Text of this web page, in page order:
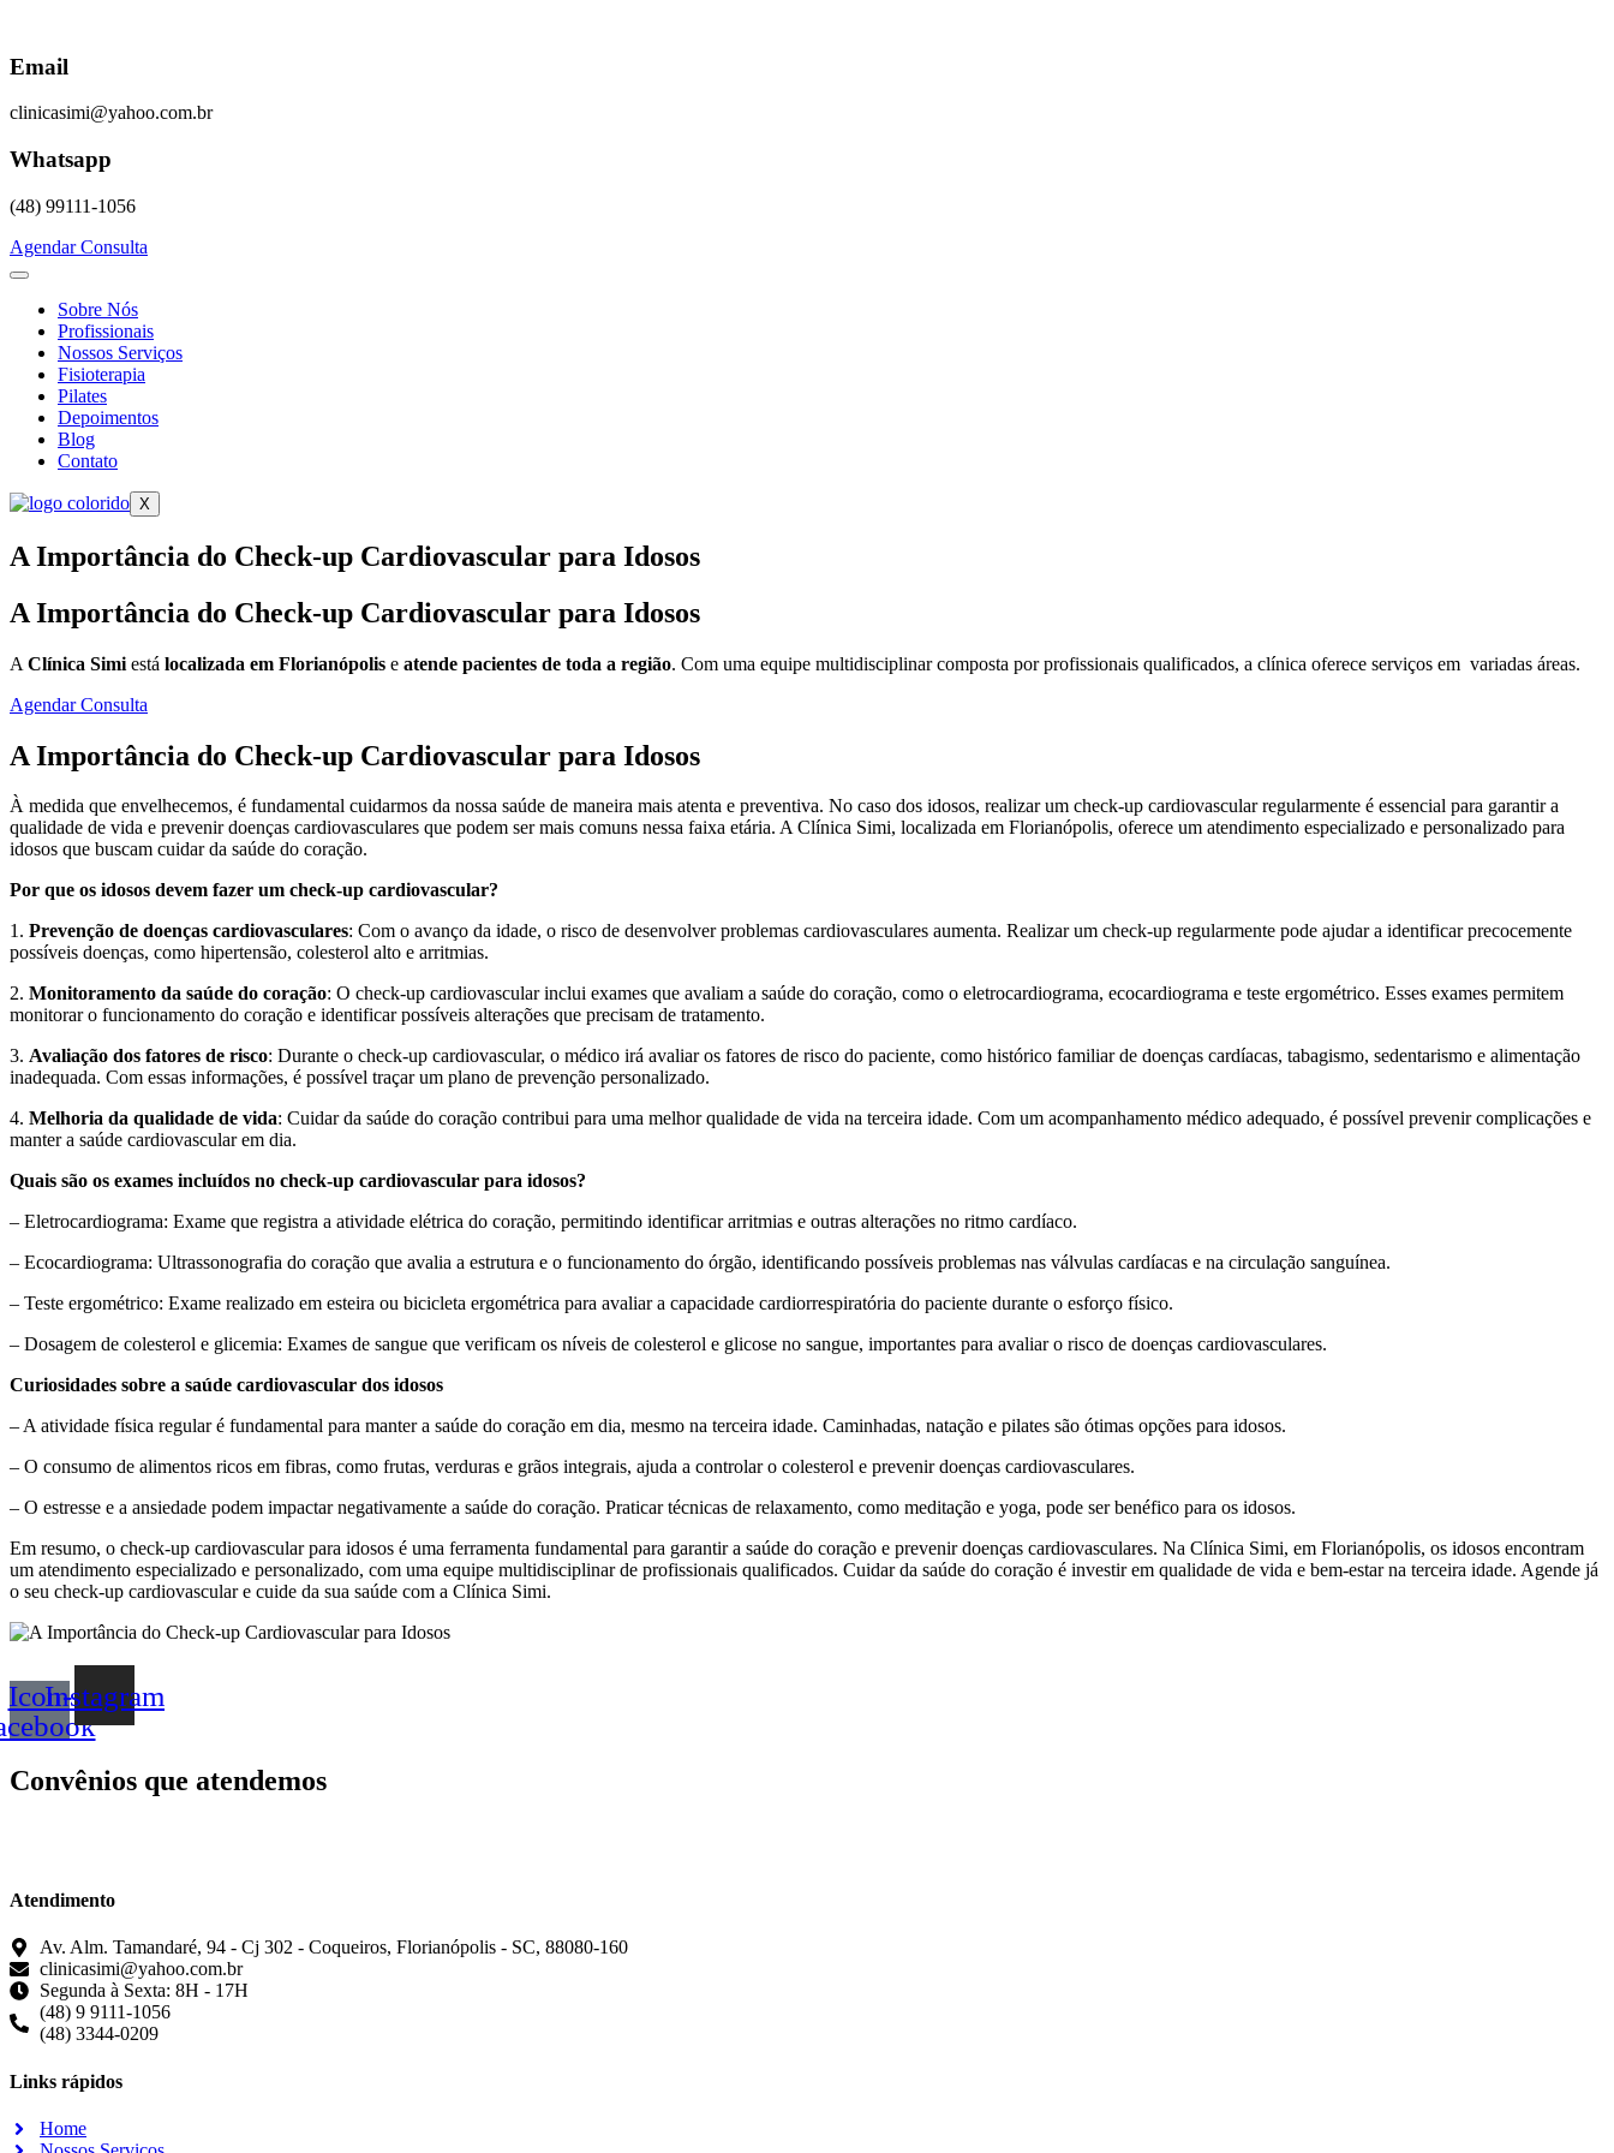
content
Email
clinicasimi@yahoo.com.br
Whatsapp
(48) 99111-1056
Agendar Consulta
Sobre Nós
Profissionais
Nossos Serviços
Fisioterapia
Pilates
Depoimentos
Blog
Contato
X
A Importância do Check-up Cardiovascular para Idosos
A Importância do Check-up Cardiovascular para Idosos
A Clínica Simi está localizada em Florianópolis e atende pacientes de toda a região. Com uma equipe multidisciplinar composta por profissionais qualificados, a clínica oferece serviços em variadas áreas.
Agendar Consulta
A Importância do Check-up Cardiovascular para Idosos
À medida que envelhecemos, é fundamental cuidarmos da nossa saúde de maneira mais atenta e preventiva. No caso dos idosos, realizar um check-up cardiovascular regularmente é essencial para garantir a
qualidade de vida e prevenir doenças cardiovasculares que podem ser mais comuns nessa faixa etária. A Clínica Simi, localizada em Florianópolis, oferece um atendimento especializado e personalizado para
idosos que buscam cuidar da saúde do coração.
Por que os idosos devem fazer um check-up cardiovascular?
1. Prevenção de doenças cardiovasculares: Com o avanço da idade, o risco de desenvolver problemas cardiovasculares aumenta. Realizar um check-up regularmente pode ajudar a identificar precocemente
possíveis doenças, como hipertensão, colesterol alto e arritmias.
2. Monitoramento da saúde do coração: O check-up cardiovascular inclui exames que avaliam a saúde do coração, como o eletrocardiograma, ecocardiograma e teste ergométrico. Esses exames permitem
monitorar o funcionamento do coração e identificar possíveis alterações que precisam de tratamento.
3. Avaliação dos fatores de risco: Durante o check-up cardiovascular, o médico irá avaliar os fatores de risco do paciente, como histórico familiar de doenças cardíacas, tabagismo, sedentarismo e alimentação
inadequada. Com essas informações, é possível traçar um plano de prevenção personalizado.
4. Melhoria da qualidade de vida: Cuidar da saúde do coração contribui para uma melhor qualidade de vida na terceira idade. Com um acompanhamento médico adequado, é possível prevenir complicações e
manter a saúde cardiovascular em dia.
Quais são os exames incluídos no check-up cardiovascular para idosos?
– Eletrocardiograma: Exame que registra a atividade elétrica do coração, permitindo identificar arritmias e outras alterações no ritmo cardíaco.
– Ecocardiograma: Ultrassonografia do coração que avalia a estrutura e o funcionamento do órgão, identificando possíveis problemas nas válvulas cardíacas e na circulação sanguínea.
– Teste ergométrico: Exame realizado em esteira ou bicicleta ergométrica para avaliar a capacidade cardiorrespiratória do paciente durante o esforço físico.
– Dosagem de colesterol e glicemia: Exames de sangue que verificam os níveis de colesterol e glicose no sangue, importantes para avaliar o risco de doenças cardiovasculares.
Curiosidades sobre a saúde cardiovascular dos idosos
– A atividade física regular é fundamental para manter a saúde do coração em dia, mesmo na terceira idade. Caminhadas, natação e pilates são ótimas opções para idosos.
– O consumo de alimentos ricos em fibras, como frutas, verduras e grãos integrais, ajuda a controlar o colesterol e prevenir doenças cardiovasculares.
– O estresse e a ansiedade podem impactar negativamente a saúde do coração. Praticar técnicas de relaxamento, como meditação e yoga, pode ser benéfico para os idosos.
Em resumo, o check-up cardiovascular para idosos é uma ferramenta fundamental para garantir a saúde do coração e prevenir doenças cardiovasculares. Na Clínica Simi, em Florianópolis, os idosos encontram
um atendimento especializado e personalizado, com uma equipe multidisciplinar de profissionais qualificados. Cuidar da saúde do coração é investir em qualidade de vida e bem-estar na terceira idade. Agende já
o seu check-up cardiovascular e cuide da sua saúde com a Clínica Simi.
Icon-Instagram
Convênios que atendemos
Atendimento
Av. Alm. Tamandaré, 94 - Cj 302 - Coqueiros, Florianópolis - SC, 88080-160
clinicasimi@yahoo.com.br
Segunda à Sexta: 8H - 17H
(48) 9 9111-1056
(48) 3344-0209
Links rápidos
Home